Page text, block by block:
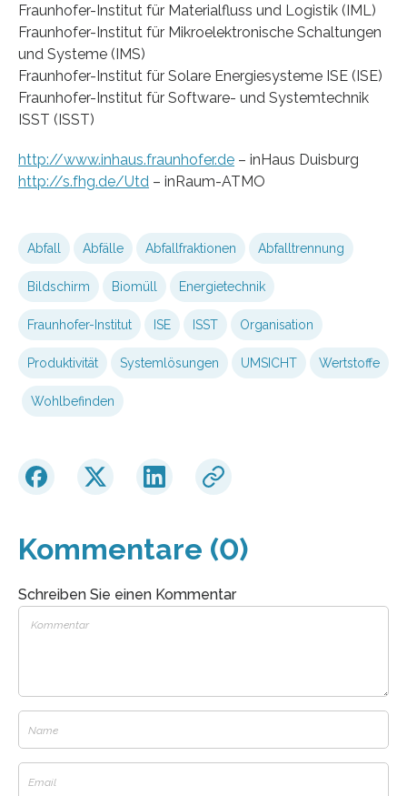
Fraunhofer-Institut für Materialfluss und Logistik (IML)
Fraunhofer-Institut für Mikroelektronische Schaltungen
und Systeme (IMS)
Fraunhofer-Institut für Solare Energiesysteme ISE (ISE)
Fraunhofer-Institut für Software- und Systemtechnik
ISST (ISST)
http://www.inhaus.fraunhofer.de – inHaus Duisburg
http://s.fhg.de/Utd – inRaum-ATMO
Abfall Abfälle Abfallfraktionen Abfalltrennung
Bildschirm Biomüll Energietechnik
Fraunhofer-Institut ISE ISST Organisation
Produktivität Systemlösungen UMSICHT Wertstoffe
Wohlbefinden
Kommentare (0)
Schreiben Sie einen Kommentar